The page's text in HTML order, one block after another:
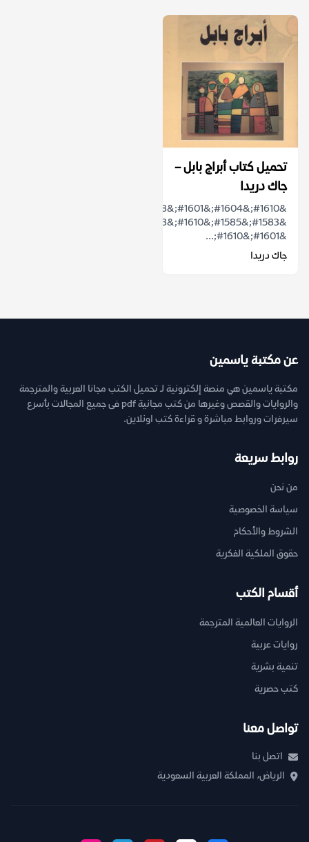
تحميل كتاب أبراج بابل –
جاك دريدا
&#1601;&#1610;...
جاك دريدا
عن مكتبة ياسمين
مكتبة ياسمين هي منصة إلكترونية لـ تحميل الكتب مجانا العربية والمترجمة
والروايات والقصص وغيرها من كتب مجانية pdf فى جميع المجالات بأسرع
سيرفرات وروابط مباشرة و قراءة كتب اونلاين.
روابط سريعة
من نحن
سياسة الخصوصية
الشروط والأحكام
حقوق الملكية الفكرية
أقسام الكتب
الروايات العالمية المترجمة
روايات عربية
تنمية بشرية
كتب حصرية
تواصل معنا
اتصل بنا
الرياض، المملكة العربية السعودية